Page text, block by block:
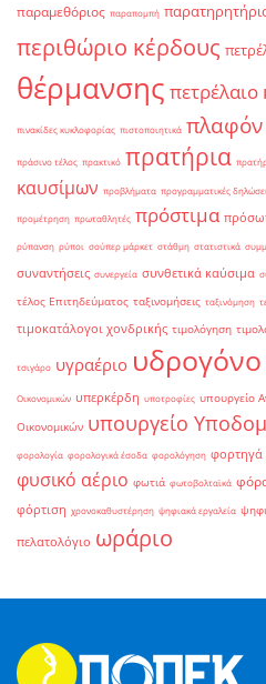
παραμεθόριος παραπομπή
περιθώριο κέρδους
θέρμανσης πετρέλαιο
πινακίδες κυκλοφορίας πιστοποιητικά πλαφόν
πράσινο τέλος πρακτικό πρατήρια
καυσίμων προβλήματα προγραμματικές
προμέτρηση πρωταθλητές πρόστιμα
ρύπανση ρύποι σούπερ μάρκετ στάθμη στατιστικά
συναντήσεις συνεργεία συνθετικά καύσιμα
τέλος Επιτηδεύματος ταξινομήσεις ταξινόμηση
τιμοκατάλογοι χονδρικής τιμολόγηση
τσιγάρο υγραέριο υδρογόνο
Οικονομικών υπερκέρδη υποτροφίες υπουργείο
Οικονομικών υπουργείο
φορολογία φορολογικά έσοδα φορολόγηση φορτηγά
φυσικό αέριο φωτιά φωτοβολταϊκά
φόρτιση χρονοκαθυστέρηση ψηφιακά εργαλεία
πελατολόγιο ωράριο